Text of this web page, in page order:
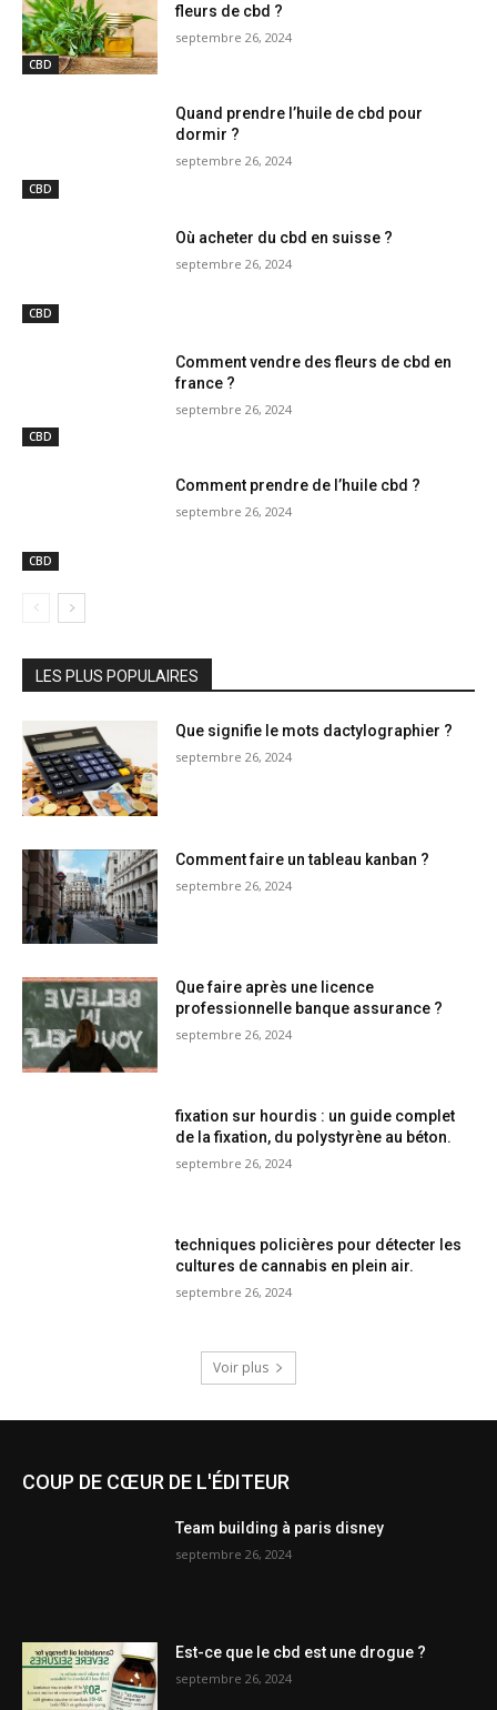
CBD
fleurs de cbd ?
septembre 26, 2024
CBD
Quand prendre l’huile de cbd pour
dormir ?
septembre 26, 2024
CBD
Où acheter du cbd en suisse ?
septembre 26, 2024
CBD
Comment vendre des fleurs de cbd en
france ?
septembre 26, 2024
CBD
Comment prendre de l’huile cbd ?
septembre 26, 2024
LES PLUS POPULAIRES
Que signifie le mots dactylographier ?
septembre 26, 2024
Comment faire un tableau kanban ?
septembre 26, 2024
Que faire après une licence
professionnelle banque assurance ?
septembre 26, 2024
fixation sur hourdis : un guide complet
de la fixation, du polystyrène au béton.
septembre 26, 2024
techniques policières pour détecter les
cultures de cannabis en plein air.
septembre 26, 2024
Voir plus
COUP DE CŒUR DE L'ÉDITEUR
Team building à paris disney
septembre 26, 2024
Est-ce que le cbd est une drogue ?
septembre 26, 2024